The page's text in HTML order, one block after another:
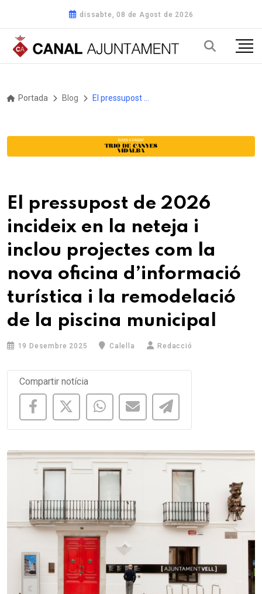
dissabte, 08 de Agost de 2026
Portada Blog
El pressupost de 2026
incideix en la neteja i
inclou projectes com la
nova oficina d’informació
turística i la remodelació
de la piscina municipal
19 Desembre 2025 Calella Redacció
Compartir notícia